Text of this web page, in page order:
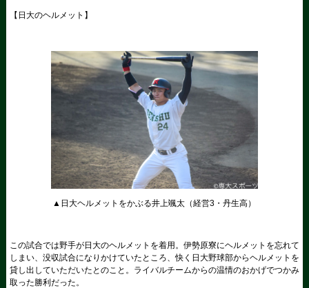
【日大のヘルメット】
▲日大ヘルメットをかぶる井上颯太（経営3・丹生高）
この試合では野手が日大のヘルメットを着用。伊勢原寮にヘルメットを忘れて
しまい、没収試合になりかけていたところ、快く日大野球部からヘルメットを
貸し出していただいたとのこと。ライバルチームからの温情のおかげでつかみ
取った勝利だった。